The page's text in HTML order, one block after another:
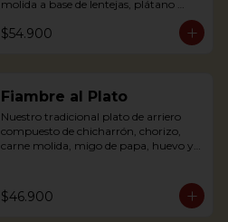
molida a base de lentejas, plátano
maduro, 'chorizo' campesino a base
de soya, arroz, tajaditas de papa,
arepita, maíz y aguacate. Apta para
Antioquian bean soup without pork
or meat substances, served with soy
base shredded 'meat', soy based
'sausage', fried plantain, rice, arepa,
corn and avocado. Suitable for Vegans
$54.900
Fiambre al Plato
Nuestro tradicional plato de arriero
compuesto de chicharrón, chorizo,
carne molida, migo de papa, huevo y
$46.900